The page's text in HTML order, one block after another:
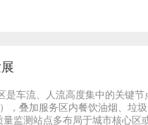
车流、人流高度集中的关键节
，叠加服务区内餐饮油烟、垃
监测站点多布局于城市核心区